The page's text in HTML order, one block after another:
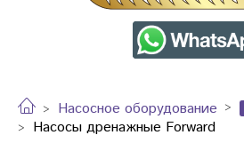
Насосное оборудование
Насосы дренажные Forward